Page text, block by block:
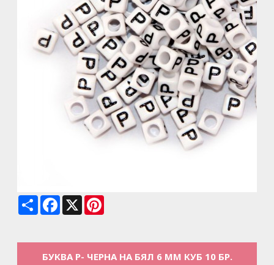
Share Facebook
X
БУКВА P- ЧЕРНА НА БЯЛ 6 ММ КУБ 10 БР.